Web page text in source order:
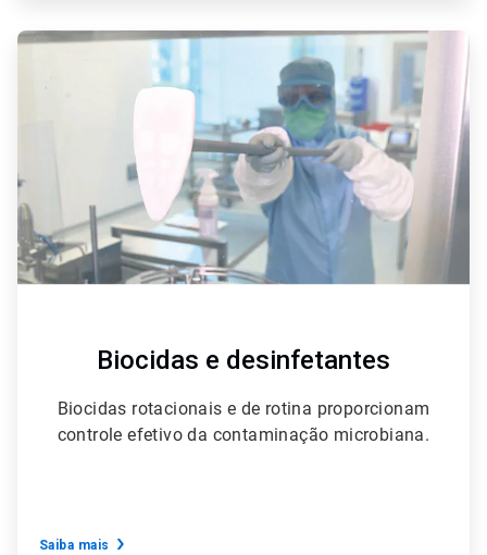
ArticleTile
Biocidas e desinfetantes
Biocidas rotacionais e de rotina proporcionam
controle efetivo da contaminação microbiana.
Saiba mais